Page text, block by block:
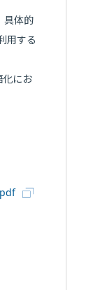
具体的
用する
にお